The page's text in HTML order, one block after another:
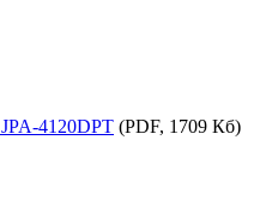
JPA-4120DPT (PDF, 1709 Кб)